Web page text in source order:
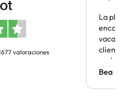
valoraciones
La
Bea